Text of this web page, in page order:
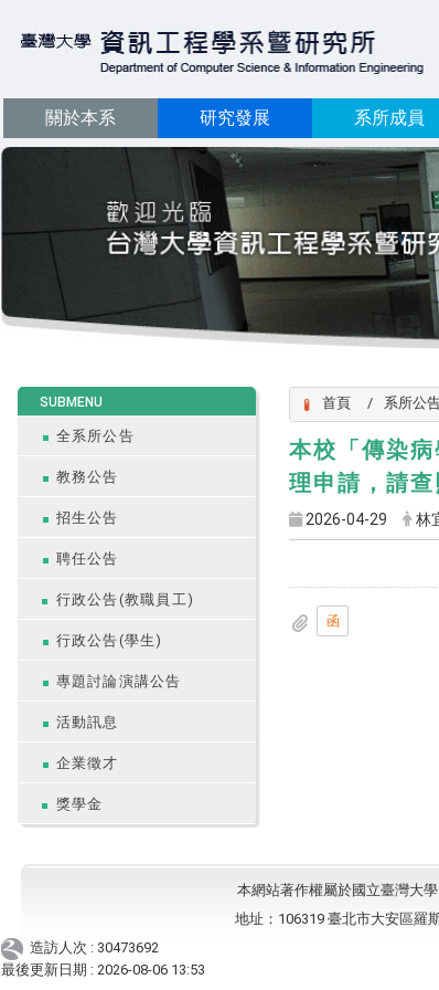
關於本系 研究發展 系所成員
SUBMENU
全系所公告
教務公告
招生公告
聘任公告
行政公告(教職員工)
行政公告(學生)
專題討論演講公告
活動訊息
企業徵才
獎學金
首頁 系所公
本校「傳染
理申請，請查
2026-04-29 林
函
本網站著作權屬於國立臺灣大學
地址：106319 臺北市大安區羅
造訪人次 : 30473692
最後更新日期 : 2026-08-06 13:53